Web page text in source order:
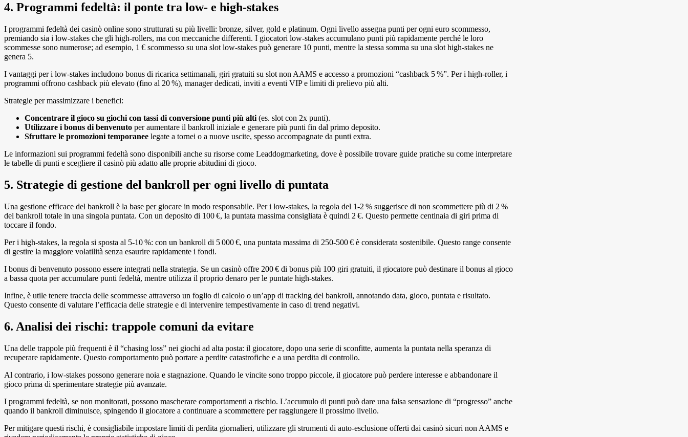
4. Programmi fedeltà: il ponte tra low‑ e high‑stakes
I programmi fedeltà dei casinò online sono strutturati su più livelli: bronze, silver, gold e platinum. Ogni livello assegna punti per ogni euro scommesso,
premiando sia i low‑stakes che gli high‑rollers, ma con meccaniche differenti. I giocatori low‑stakes accumulano punti più rapidamente perché le loro
scommesse sono numerose; ad esempio, 1 € scommesso su una slot low‑stakes può generare 10 punti, mentre la stessa somma su una slot high‑stakes ne
genera 5.
I vantaggi per i low‑stakes includono bonus di ricarica settimanali, giri gratuiti su slot non AAMS e accesso a promozioni “cashback 5 %”. Per i high‑roller, i
programmi offrono cashback più elevato (fino al 20 %), manager dedicati, inviti a eventi VIP e limiti di prelievo più alti.
Strategie per massimizzare i benefici:
Concentrare il gioco su giochi con tassi di conversione punti più alti (es. slot con 2x punti).
Utilizzare i bonus di benvenuto per aumentare il bankroll iniziale e generare più punti fin dal primo deposito.
Sfruttare le promozioni temporanee legate a tornei o a nuove uscite, spesso accompagnate da punti extra.
Le informazioni sui programmi fedeltà sono disponibili anche su risorse come Leaddogmarketing, dove è possibile trovare guide pratiche su come interpretare
le tabelle di punti e scegliere il casinò più adatto alle proprie abitudini di gioco.
5. Strategie di gestione del bankroll per ogni livello di puntata
Una gestione efficace del bankroll è la base per giocare in modo responsabile. Per i low‑stakes, la regola del 1‑2 % suggerisce di non scommettere più di 2 %
del bankroll totale in una singola puntata. Con un deposito di 100 €, la puntata massima consigliata è quindi 2 €. Questo permette centinaia di giri prima di
toccare il fondo.
Per i high‑stakes, la regola si sposta al 5‑10 %: con un bankroll di 5 000 €, una puntata massima di 250‑500 € è considerata sostenibile. Questo range consente
di gestire la maggiore volatilità senza esaurire rapidamente i fondi.
I bonus di benvenuto possono essere integrati nella strategia. Se un casinò offre 200 € di bonus più 100 giri gratuiti, il giocatore può destinare il bonus al gioco
a bassa quota per accumulare punti fedeltà, mentre utilizza il proprio denaro per le puntate high‑stakes.
Infine, è utile tenere traccia delle scommesse attraverso un foglio di calcolo o un’app di tracking del bankroll, annotando data, gioco, puntata e risultato.
Questo consente di valutare l’efficacia delle strategie e di intervenire tempestivamente in caso di trend negativi.
6. Analisi dei rischi: trappole comuni da evitare
Una delle trappole più frequenti è il “chasing loss” nei giochi ad alta posta: il giocatore, dopo una serie di sconfitte, aumenta la puntata nella speranza di
recuperare rapidamente. Questo comportamento può portare a perdite catastrofiche e a una perdita di controllo.
Al contrario, i low‑stakes possono generare noia e stagnazione. Quando le vincite sono troppo piccole, il giocatore può perdere interesse e abbandonare il
gioco prima di sperimentare strategie più avanzate.
I programmi fedeltà, se non monitorati, possono mascherare comportamenti a rischio. L’accumulo di punti può dare una falsa sensazione di “progresso” anche
quando il bankroll diminuisce, spingendo il giocatore a continuare a scommettere per raggiungere il prossimo livello.
Per mitigare questi rischi, è consigliabile impostare limiti di perdita giornalieri, utilizzare gli strumenti di auto‑esclusione offerti dai casinò sicuri non AAMS e